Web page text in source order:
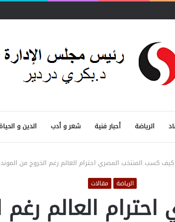
الرياضة أحبار فنية شعر و أدب الدين و الحياة
كيف كسب المنتخب المصري احترام العالم رغم الخروج من
الرياضة مقالات
العالم رغم